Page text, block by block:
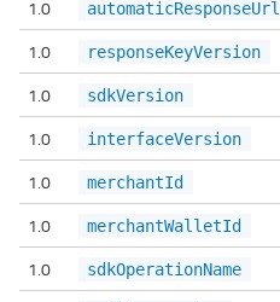
1.0
automaticResponseUrl
1.0
responseKeyVersion
1.0
sdkVersion
1.0
interfaceVersion
1.0
merchantId
1.0
merchantWalletId
1.0
sdkOperationName